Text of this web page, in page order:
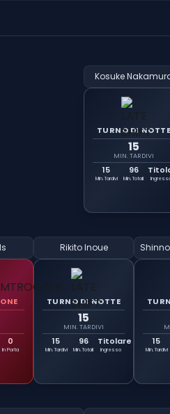
Kosuke
TURNO DI NOTTE
15
MIN. TARDIVI
15
Min. Tardivi
96
Min. Totali
0
In Porta
Rikito Inoue
TURNO DI NOTTE
15
MIN. TARDIVI
15
Min. Tardivi
96
Min. Totali
Titolare
Ingresso
15
Min. Tardivi